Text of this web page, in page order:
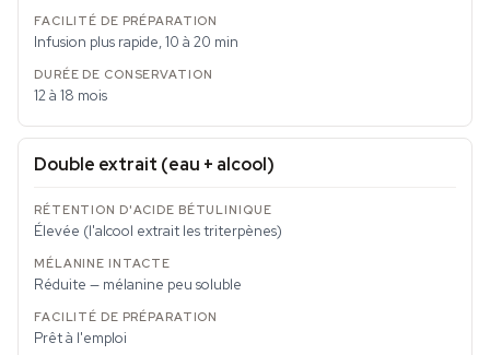
Infusion plus rapide, 10 à 20 min
12 à 18 mois
Double extrait (eau + alcool)
Élevée (l'alcool extrait les triterpènes)
Réduite — mélanine peu soluble
Prêt à l'emploi